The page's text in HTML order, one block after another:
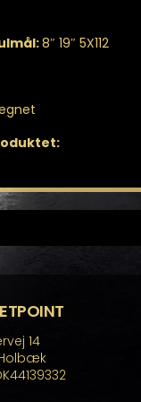
8″ 19″ 5X112
14